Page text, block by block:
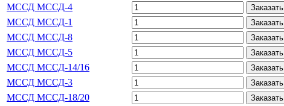
МССД МССД-4
Заказать
МССД МССД-1 Заказать
МССД МССД-8 Заказать
МССД МССД-5 Заказать
МССД МССД-14/16 Заказать
МССД МССД-3 Заказать
МССД МССД-18/20 Заказать